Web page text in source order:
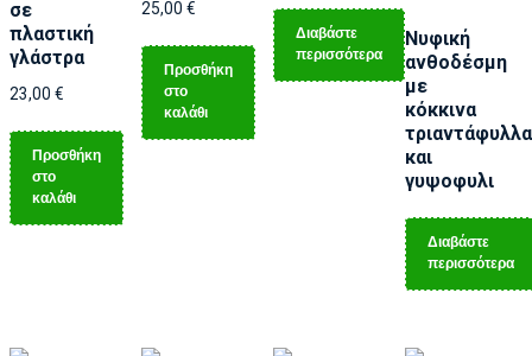
σε
πλαστική
γλάστρα
23,00 €
Προσθήκη
στο
καλάθι
25,00 €
Προσθήκη
στο
καλάθι
Διαβάστε
περισσότερα
Νυφική
ανθοδέσμη
με
κόκκινα
τριαντάφυλλα
και
γυψοφυλι
Διαβάστε
περισσότερα